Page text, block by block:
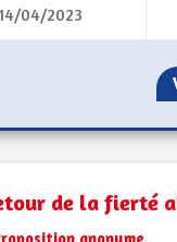
04/2023
de la fierté
anonyme